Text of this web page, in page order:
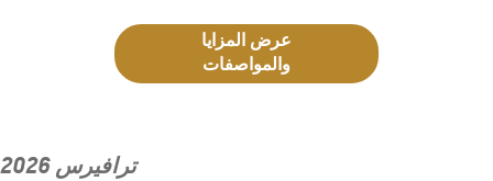
عرض المزايا
والمواصفات
ترافيرس 2026